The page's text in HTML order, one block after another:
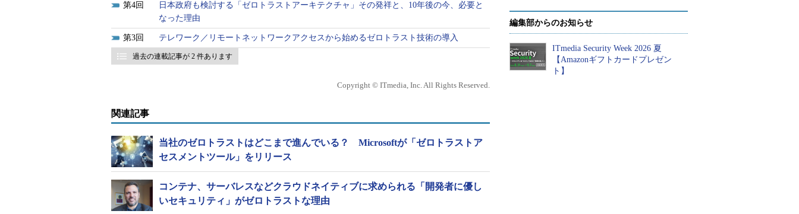
4
日本政府も検討する「ゼロトラストアーキテクチャ」その発祥と、10年後の今、必要と
なった理由
3 テレワーク／リモートネットワークアクセスから始めるゼロトラスト技術の導入
過去の連載記事が 2 件あります
Copyright © ITmedia, Inc. All Rights Reserved.
関連記事
当社のゼロトラストはどこまで進んでいる？ Microsoftが「ゼロトラストア
セスメントツール」をリリース
コンテナ、サーバレスなどクラウドネイティブに求められる「開発者に優し
いセキュリティ」がゼロトラストな理由
編集部からのお知らせ
ITmedia Security Week 2026 夏
【Amazonギフトカードプレゼン
ト】